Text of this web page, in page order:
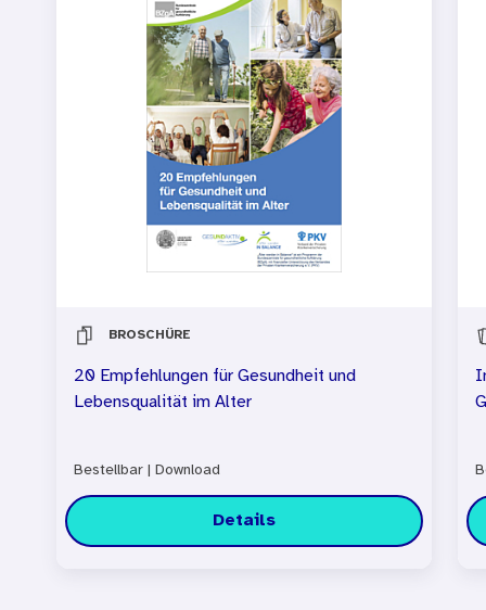
BROSCHÜRE
20 Empfehlungen für Gesundheit und
Lebensqualität im Alter
Bestellbar Download
Details